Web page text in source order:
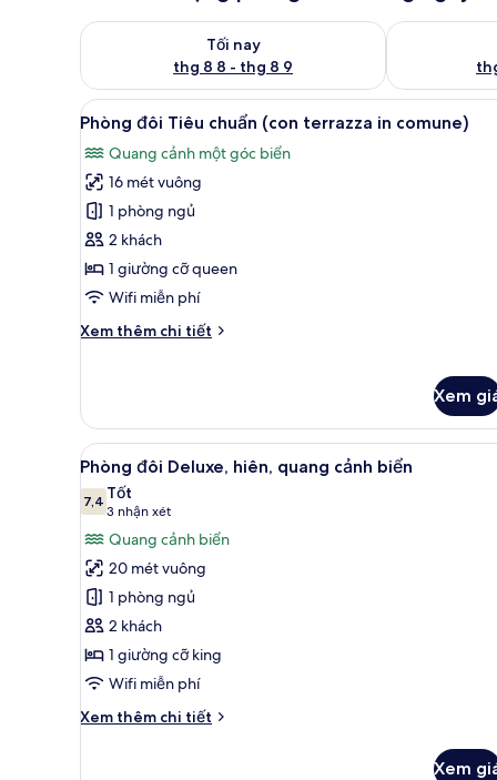
Tối nay
thg 8 8 - thg 8 9
Kiểm tra lượng phòng tối nay từ thg 8 8 - thg 8 9
Kiểm tra
Xem
tất
cả
ảnh
Phòng
đôi
Tiêu
chuẩn
terrazza
Phòng đôi Tiêu chuẩn (con
15
Phòng đôi Tiêu chuẩn (con terrazza in comune)
Quang cảnh một góc biển
16 mét vuông
1 phòng ngủ
2 khách
1 giường cỡ queen
Wifi miễn phí
Xem thêm chi tiết
Chi
đôi
Tiêu
chuẩn
(con
terrazza
in
comune)
Xem
Xem
tất
cả
ảnh
Phòng
đôi
Deluxe,
hiên,
quang
cảnh
biển
Phòng đôi Deluxe, hiên,
35
Phòng đôi Deluxe, hiên, quang cảnh biển
7,47,4 trên 10
Tốt
3 nhận xét
(3
nhận
xét)
Quang cảnh biển
20 mét vuông
1 phòng ngủ
2 khách
1 giường cỡ king
Wifi miễn phí
Xem thêm chi tiết
Chi
Xem